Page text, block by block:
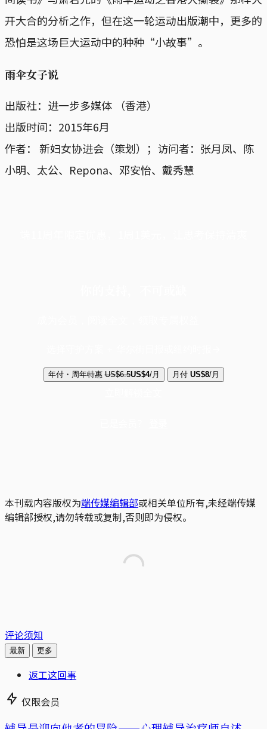
开大合的分析之作，但在这一轮运动出版潮中，更多的
恐怕是这场巨大运动中的种种“小故事”。
雨伞女子说
出版社：进一步多媒体 （香港）
出版时间：2015年6月
作者： 新妇女协进会（策划）；访问者：张月凤、陈
小明、太公、Repona、邓安怡、戴秀慧
年付・周年特惠 US$6.5US$4/月 月付 US$8/月
本刊载内容版权为端传媒编辑部或相关单位所有,未经端传媒
编辑部授权,请勿转载或复制,否则即为侵权。
评论须知
最新 更多
返工这回事
仅限会员